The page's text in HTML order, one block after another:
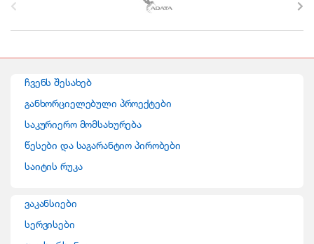
ჩვენს შესახებ
განხორციელებული პროექტები
საკურიერო მომსახურება
წესები და საგარანტიო პირობები
საიტის რუკა
ვაკანსიები
სერვისები